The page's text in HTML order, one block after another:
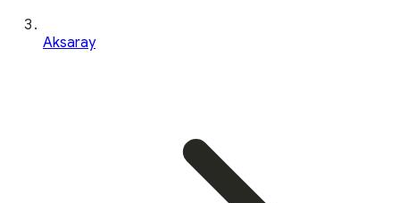
Aksaray